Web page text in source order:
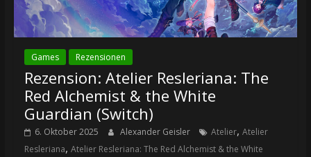
Games Rezensionen
Rezension: Atelier Resleriana: The
Red Alchemist & the White
Guardian (Switch)
6. Oktober 2025 Alexander Geisler Atelier, Atelier
Resleriana, Atelier Resleriana: The Red Alchemist & the White